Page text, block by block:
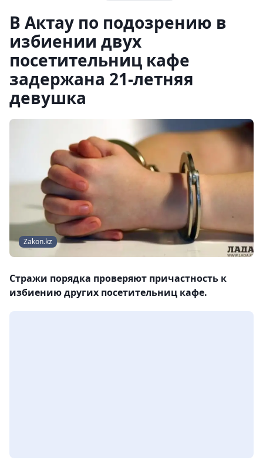
В Актау по подозрению в
избиении двух
посетительниц кафе
задержана 21-летняя
девушка
Zakon.kz
Стражи порядка проверяют причастность к
избиению других посетительниц кафе.